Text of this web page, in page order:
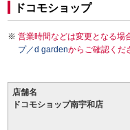
ドコモショップ
営業時間などは変更となる場
プ／d gardenからご確認くだ
店舗名
ドコモショップ南宇和店